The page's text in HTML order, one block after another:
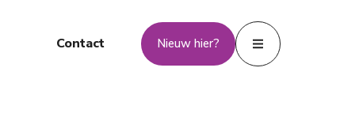
Contact Nieuw hier?